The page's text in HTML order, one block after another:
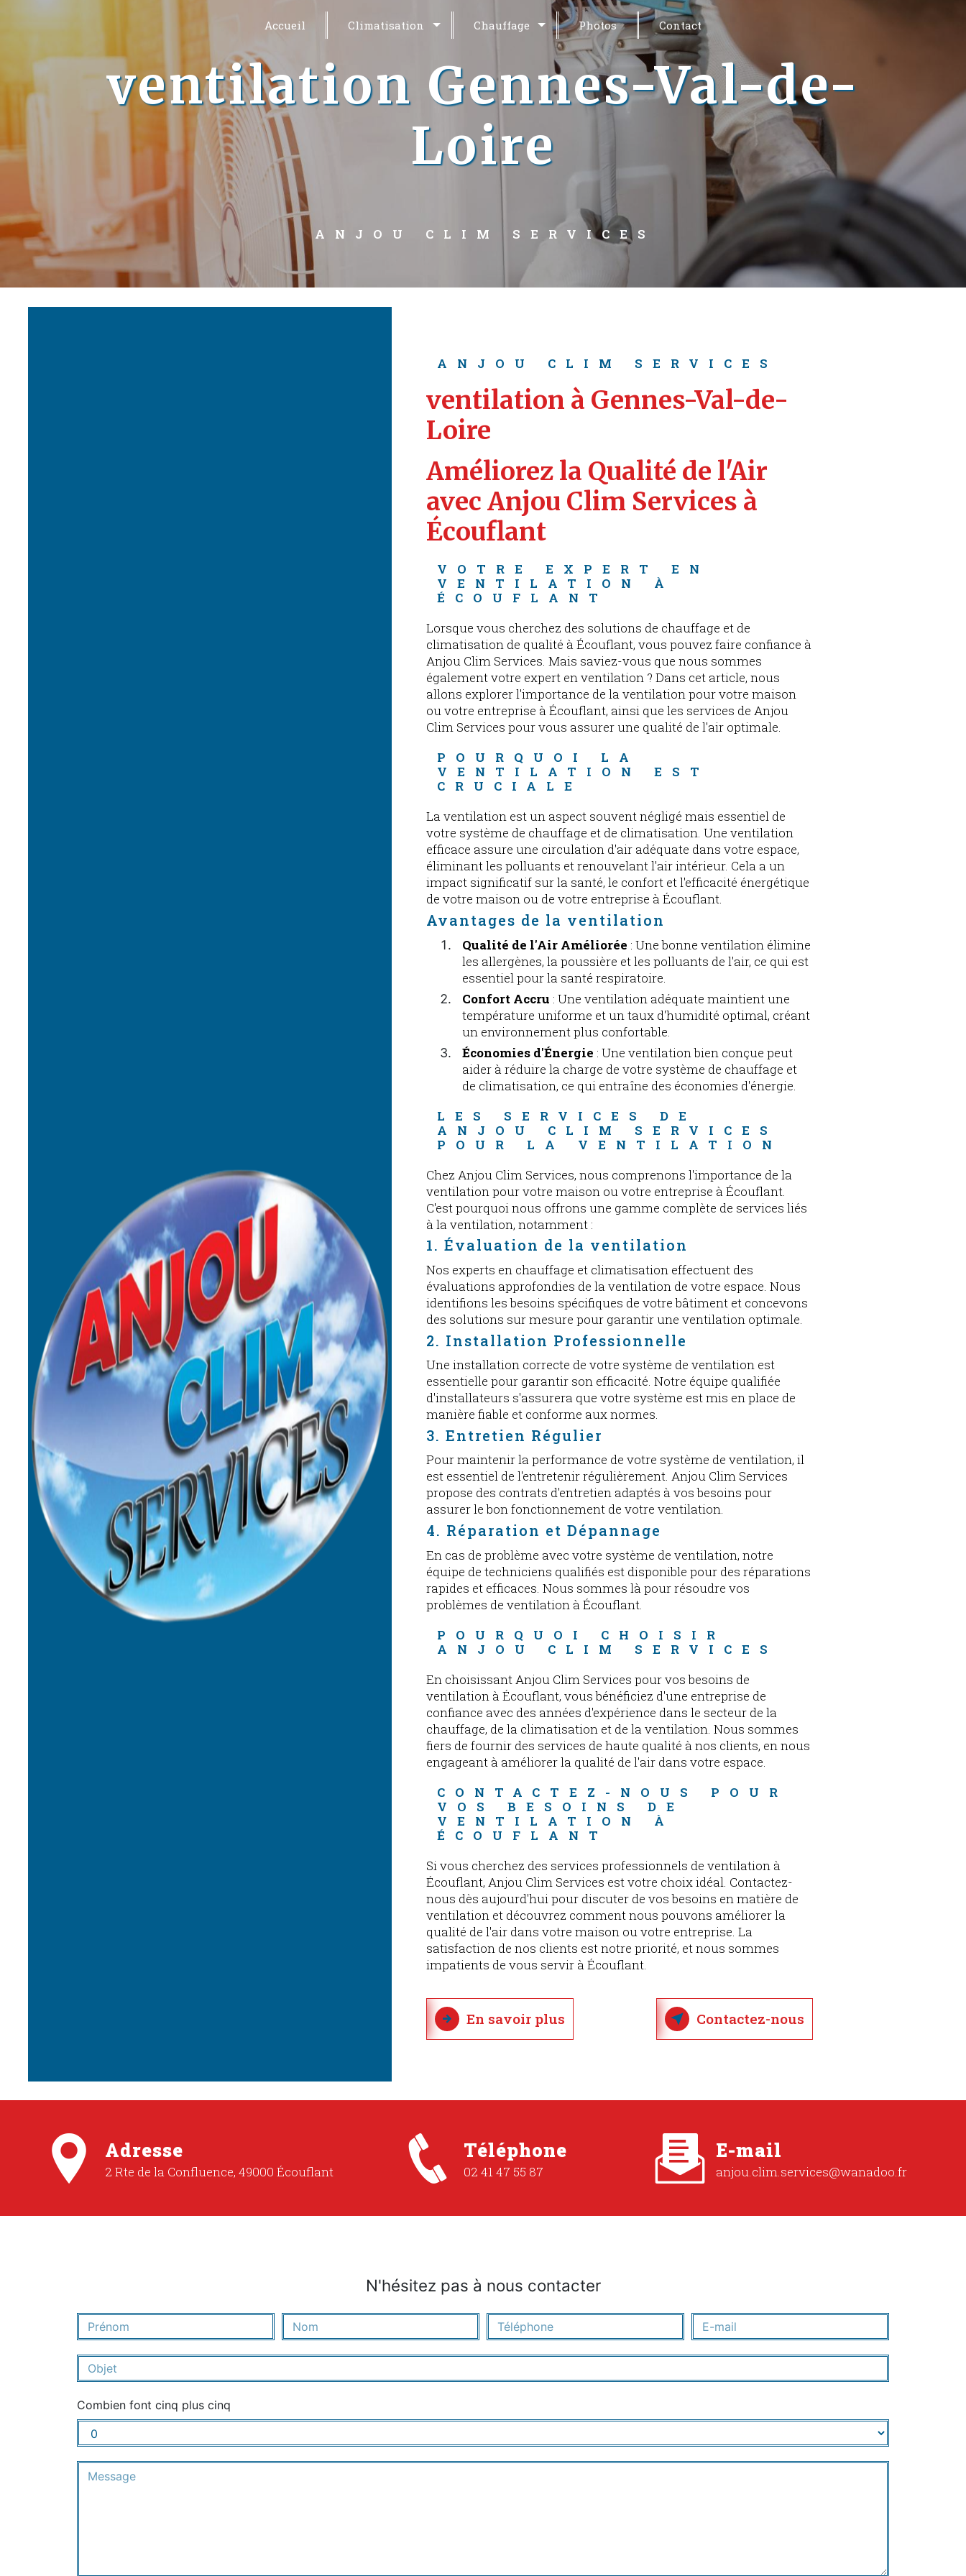
Accueil Climatisation Chauffage Photos Contact
ventilation Gennes-Val-de-
Loire
ANJOU CLIM SERVICES
ANJOU CLIM SERVICES
ventilation à Gennes-Val-de-
Loire
Améliorez la Qualité de l'Air
avec Anjou Clim Services à
Écouflant
VOTRE EXPERT EN
VENTILATION À
ÉCOUFLANT
Lorsque vous cherchez des solutions de chauffage et de
climatisation de qualité à Écouflant, vous pouvez faire confiance à
Anjou Clim Services. Mais saviez-vous que nous sommes
également votre expert en ventilation ? Dans cet article, nous
allons explorer l'importance de la ventilation pour votre maison
ou votre entreprise à Écouflant, ainsi que les services de Anjou
Clim Services pour vous assurer une qualité de l'air optimale.
POURQUOI LA
VENTILATION EST
CRUCIALE
La ventilation est un aspect souvent négligé mais essentiel de
votre système de chauffage et de climatisation. Une ventilation
efficace assure une circulation d'air adéquate dans votre espace,
éliminant les polluants et renouvelant l'air intérieur. Cela a un
impact significatif sur la santé, le confort et l'efficacité énergétique
de votre maison ou de votre entreprise à Écouflant.
Avantages de la ventilation
Qualité de l'Air Améliorée : Une bonne ventilation élimine
les allergènes, la poussière et les polluants de l'air, ce qui est
essentiel pour la santé respiratoire.
Confort Accru : Une ventilation adéquate maintient une
température uniforme et un taux d'humidité optimal, créant
un environnement plus confortable.
Économies d'Énergie : Une ventilation bien conçue peut
aider à réduire la charge de votre système de chauffage et
de climatisation, ce qui entraîne des économies d'énergie.
LES SERVICES DE
ANJOU CLIM SERVICES
POUR LA VENTILATION
Chez Anjou Clim Services, nous comprenons l'importance de la
ventilation pour votre maison ou votre entreprise à Écouflant.
C'est pourquoi nous offrons une gamme complète de services liés
à la ventilation, notamment :
1. Évaluation de la ventilation
Nos experts en chauffage et climatisation effectuent des
évaluations approfondies de la ventilation de votre espace. Nous
identifions les besoins spécifiques de votre bâtiment et concevons
des solutions sur mesure pour garantir une ventilation optimale.
2. Installation Professionnelle
Une installation correcte de votre système de ventilation est
essentielle pour garantir son efficacité. Notre équipe qualifiée
d'installateurs s'assurera que votre système est mis en place de
manière fiable et conforme aux normes.
3. Entretien Régulier
Pour maintenir la performance de votre système de ventilation, il
est essentiel de l'entretenir régulièrement. Anjou Clim Services
propose des contrats d'entretien adaptés à vos besoins pour
assurer le bon fonctionnement de votre ventilation.
4. Réparation et Dépannage
En cas de problème avec votre système de ventilation, notre
équipe de techniciens qualifiés est disponible pour des réparations
rapides et efficaces. Nous sommes là pour résoudre vos
problèmes de ventilation à Écouflant.
POURQUOI CHOISIR
ANJOU CLIM SERVICES
En choisissant Anjou Clim Services pour vos besoins de
ventilation à Écouflant, vous bénéficiez d'une entreprise de
confiance avec des années d'expérience dans le secteur de la
chauffage, de la climatisation et de la ventilation. Nous sommes
fiers de fournir des services de haute qualité à nos clients, en nous
engageant à améliorer la qualité de l'air dans votre espace.
CONTACTEZ-NOUS POUR
VOS BESOINS DE
VENTILATION À
ÉCOUFLANT
Si vous cherchez des services professionnels de ventilation à
Écouflant, Anjou Clim Services est votre choix idéal. Contactez-
nous dès aujourd'hui pour discuter de vos besoins en matière de
ventilation et découvrez comment nous pouvons améliorer la
qualité de l'air dans votre maison ou votre entreprise. La
satisfaction de nos clients est notre priorité, et nous sommes
impatients de vous servir à Écouflant.
En savoir plus Contactez-nous
Adresse
2 Rte de la Confluence, 49000 Écouflant
Téléphone
02 41 47 55 87
E-mail
anjou.clim.services@wanadoo.fr
N'hésitez pas à nous contacter
Combien font cinq plus cinq